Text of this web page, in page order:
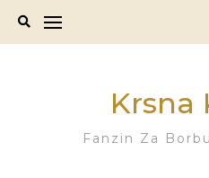
Krsna
Fanzin Za